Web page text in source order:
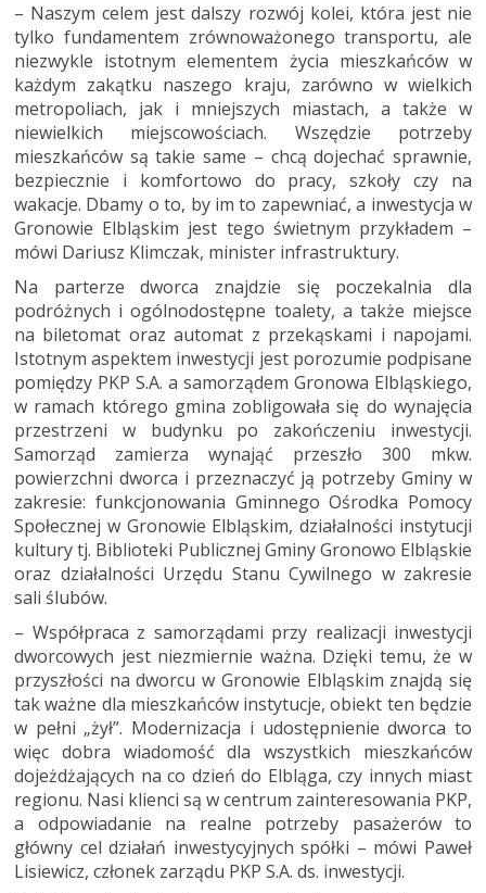
– Naszym celem jest dalszy rozwój kolei, która jest nie
tylko fundamentem zrównoważonego transportu, ale
niezwykle istotnym elementem życia mieszkańców w
każdym zakątku naszego kraju, zarówno w wielkich
metropoliach, jak i mniejszych miastach, a także w
niewielkich miejscowościach. Wszędzie potrzeby
mieszkańców są takie same – chcą dojechać sprawnie,
bezpiecznie i komfortowo do pracy, szkoły czy na
wakacje. Dbamy o to, by im to zapewniać, a inwestycja w
Gronowie Elbląskim jest tego świetnym przykładem –
mówi Dariusz Klimczak, minister infrastruktury.
Na parterze dworca znajdzie się poczekalnia dla
podróżnych i ogólnodostępne toalety, a także miejsce
na biletomat oraz automat z przekąskami i napojami.
Istotnym aspektem inwestycji jest porozumie podpisane
pomiędzy PKP S.A. a samorządem Gronowa Elbląskiego,
w ramach którego gmina zobligowała się do wynajęcia
przestrzeni w budynku po zakończeniu inwestycji.
Samorząd zamierza wynająć przeszło 300 mkw.
powierzchni dworca i przeznaczyć ją potrzeby Gminy w
zakresie: funkcjonowania Gminnego Ośrodka Pomocy
Społecznej w Gronowie Elbląskim, działalności instytucji
kultury tj. Biblioteki Publicznej Gminy Gronowo Elbląskie
oraz działalności Urzędu Stanu Cywilnego w zakresie
sali ślubów.
– Współpraca z samorządami przy realizacji inwestycji
dworcowych jest niezmiernie ważna. Dzięki temu, że w
przyszłości na dworcu w Gronowie Elbląskim znajdą się
tak ważne dla mieszkańców instytucje, obiekt ten będzie
w pełni „żył”. Modernizacja i udostępnienie dworca to
więc dobra wiadomość dla wszystkich mieszkańców
dojeżdżających na co dzień do Elbląga, czy innych miast
regionu. Nasi klienci są w centrum zainteresowania PKP,
a odpowiadanie na realne potrzeby pasażerów to
główny cel działań inwestycyjnych spółki – mówi Paweł
Lisiewicz, członek zarządu PKP S.A. ds. inwestycji.